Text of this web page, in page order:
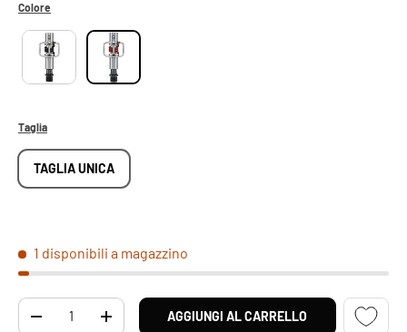
Colore
Taglia
TAGLIA UNICA
1 disponibili a magazzino
Q.tà
DIMINUIRE LA QUANTITÀAUMENTA LA QUANTITÀ
AGGIUNGI AL CARRELLO